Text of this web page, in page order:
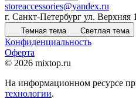
storeaccessories@yandex.ru
г. Санкт-Петербург ул. Верхняя
Темная тема Светлая тема
Конфиденциальность
Оферта
© 2026 mixtop.ru
На информационном ресурсе
технологии.